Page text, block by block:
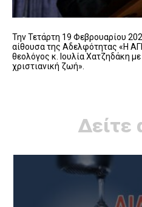
Την Τετάρτη 19 Φεβρουαρίου
αίθουσα της Αδελφότητας «Η
θεολόγος κ. Ιουλία Χατζηδάκη
χριστιανική ζωή».
Δείτε